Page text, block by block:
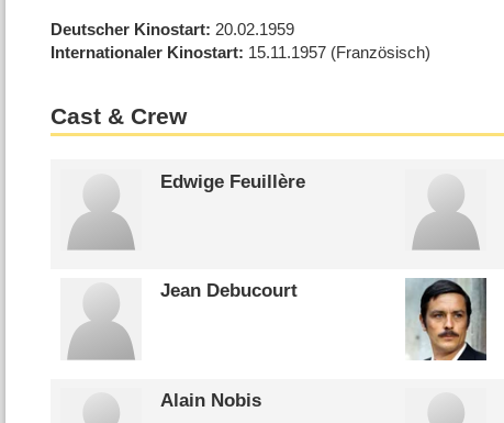
Deutscher Kinostart 20.02.1959
Internationaler Kinostart 15.11.1957 (Französisch)
Cast & Crew
Edwige Feuillère
Jean Debucourt
Alain Nobis